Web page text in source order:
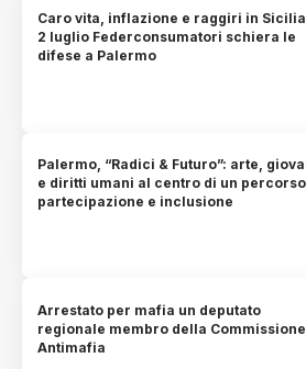
Caro vita, inflazione e raggiri in
2 luglio Federconsumatori schiera le
difese a Palermo
Palermo, “Radici & Futuro”: arte,
e diritti umani al centro di un
partecipazione e inclusione
Arrestato per mafia un deputato
regionale membro della Commissione
Antimafia